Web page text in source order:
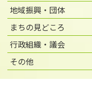
地域振興・団体
まちの見どころ
行政組織・議会
その他